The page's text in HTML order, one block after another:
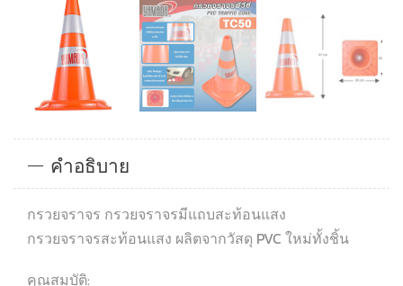
คำอธิบาย
กรวยจราจร กรวยจราจรมีแถบสะท้อนแสง
กรวยจราจรสะท้อนแสง ผลิตจากวัสดุ PVC ใหม่ทั้งชิ้น
คุณสมบัติ: